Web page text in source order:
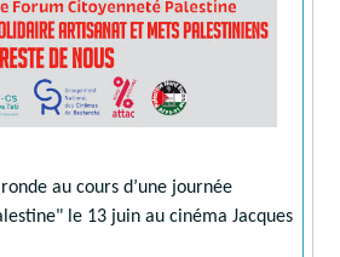
au cours d’une journée
le 13 juin au cinéma Jacques